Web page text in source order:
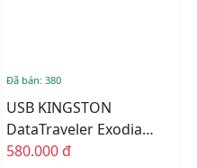
Đã bán: 380
USB KINGSTON
DataTraveler Exodia
Onyx 256GB USB 3.2 Gen
580.000 đ